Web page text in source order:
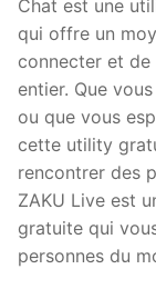
Chat est une
qui offre un
connecter et
entier. Que
ou que vous
cette utility
rencontrer des
ZAKU Live est
gratuite qui
personnes du